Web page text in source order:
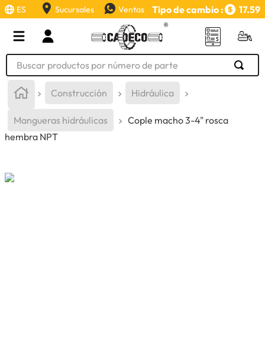
ES Sucursales Ventas Tipo de cambio : 17.59
Buscar productos por número de parte
Construcción Hidráulica
Mangueras hidráulicas
Cople macho 3-4" rosca
hembra NPT
TÉRMINOS MÁS BUSCADOS
2 .
aceite